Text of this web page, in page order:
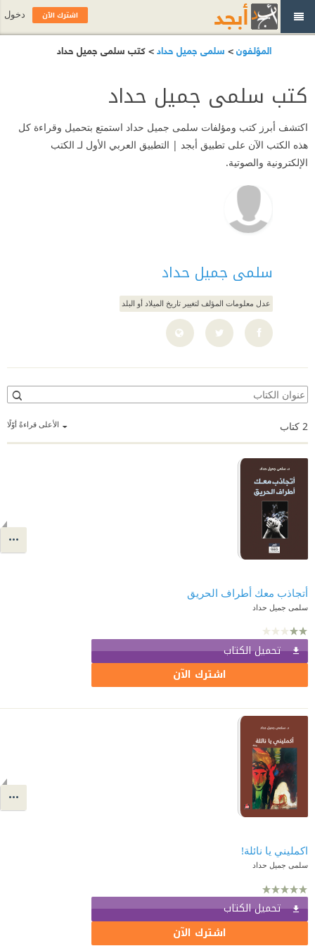
المؤلفون> سلمى جميل حداد> كتب سلمى جميل حداد
كتب سلمى جميل حداد
اكتشف أبرز كتب ومؤلفات سلمى جميل حداد استمتع بتحميل وقراءة كل
هذه الكتب الآن على تطبيق أبجد | التطبيق العربي الأول لـ الكتب
الإلكترونية والصوتية.
سلمى جميل حداد
عدل معلومات المؤلف لتغيير تاريخ الميلاد أو البلد
الأعلى قراءةً أوّلًا 2 كتاب
أتجاذب معك أطراف الحريق
سلمى جميل حداد
تحميل الكتاب
اشترك الآن
اكمليني يا نائلة!
سلمى جميل حداد
تحميل الكتاب
اشترك الآن
اشترك الآن دخول